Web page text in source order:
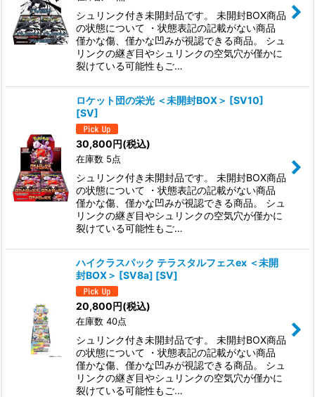
シュリンク付き未開封品です。 未開封BOX商品
の状態について ・状態表記の記載がない商品
僅かな傷、僅かな凹みが視認できる商品。 シュ
リンクの継ぎ目やシュリンクの空気穴が僅かに
裂けている可能性もご…
ロケット団の栄光 ＜未開封BOX＞ [SV10]
[SV]
30,800円(税込)
在庫数 5点
シュリンク付き未開封品です。 未開封BOX商品
の状態について ・状態表記の記載がない商品
僅かな傷、僅かな凹みが視認できる商品。 シュ
リンクの継ぎ目やシュリンクの空気穴が僅かに
裂けている可能性もご…
ハイクラスパック テラスタルフェスex ＜未開
封BOX＞ [SV8a] [SV]
20,800円(税込)
在庫数 40点
シュリンク付き未開封品です。 未開封BOX商品
の状態について ・状態表記の記載がない商品
僅かな傷、僅かな凹みが視認できる商品。 シュ
リンクの継ぎ目やシュリンクの空気穴が僅かに
裂けている可能性もご…